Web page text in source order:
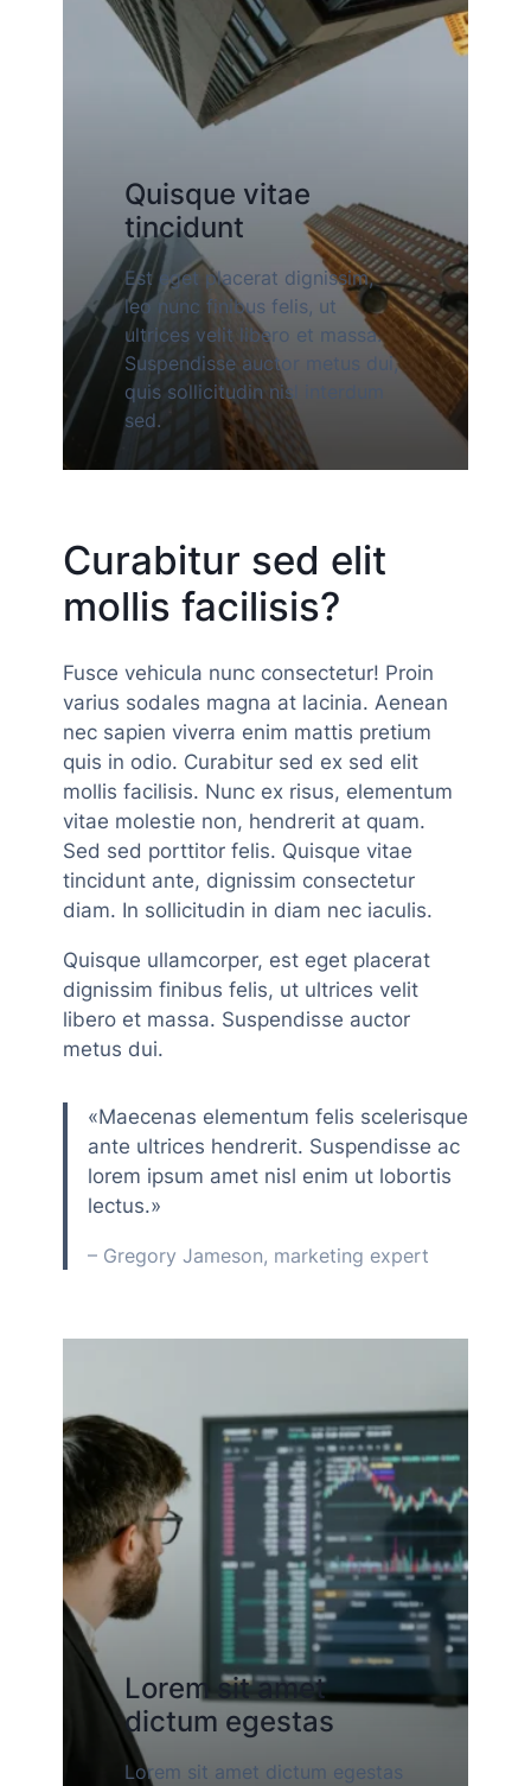
Quisque vitae
tincidunt
Est eget placerat dignissim,
leo nunc finibus felis, ut
ultrices velit libero et massa.
Suspendisse auctor metus dui,
quis sollicitudin nisl interdum
sed.
Curabitur sed elit
mollis facilisis?
Fusce vehicula nunc consectetur! Proin
varius sodales magna at lacinia. Aenean
nec sapien viverra enim mattis pretium
quis in odio. Curabitur sed ex sed elit
mollis facilisis. Nunc ex risus, elementum
vitae molestie non, hendrerit at quam.
Sed sed porttitor felis. Quisque vitae
tincidunt ante, dignissim consectetur
diam. In sollicitudin in diam nec iaculis.
Quisque ullamcorper, est eget placerat
dignissim finibus felis, ut ultrices velit
libero et massa. Suspendisse auctor
metus dui.
«Maecenas elementum felis scelerisque
ante ultrices hendrerit. Suspendisse ac
lorem ipsum amet nisl enim ut lobortis
lectus.»
– Gregory Jameson, marketing expert
Lorem sit amet
dictum egestas
Lorem sit amet dictum egestas